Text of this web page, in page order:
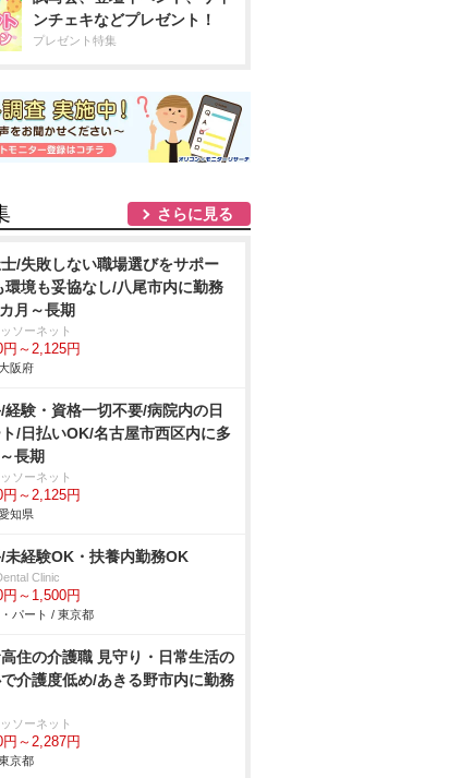
ンチェキなどプレゼント！
プレゼント特集
さらに見る
/失敗しない職場選びをサポー
環境も妥協なし/八尾市内に勤務
月～長期
ソーネット
～2,125円
阪府
経験・資格一切不要/病院内の日
/日払いOK/名古屋市西区内に多
長期
ソーネット
～2,125円
知県
未経験OK・扶養内勤務OK
Clinic
～1,500円
パート / 東京都
住の介護職 見守り・日常生活の
介護度低め/あきる野市内に勤務
ソーネット
～2,287円
京都